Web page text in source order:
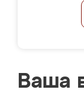
Ваша